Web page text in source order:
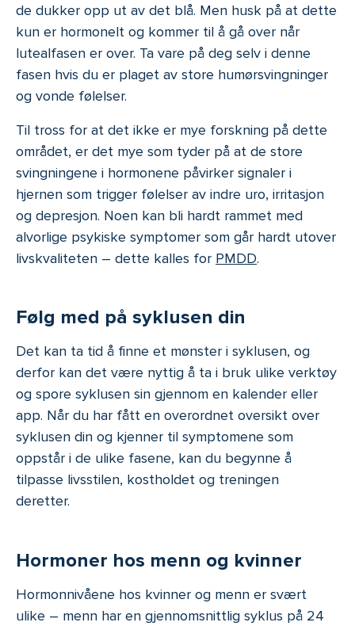
de dukker opp ut av det blå. Men husk på at dette
kun er hormonelt og kommer til å gå over når
lutealfasen er over. Ta vare på deg selv i denne
fasen hvis du er plaget av store humørsvingninger
og vonde følelser.
Til tross for at det ikke er mye forskning på dette
området, er det mye som tyder på at de store
svingningene i hormonene påvirker signaler i
hjernen som trigger følelser av indre uro, irritasjon
og depresjon. Noen kan bli hardt rammet med
alvorlige psykiske symptomer som går hardt utover
livskvaliteten – dette kalles for PMDD.
Følg med på syklusen din
Det kan ta tid å finne et mønster i syklusen, og
derfor kan det være nyttig å ta i bruk ulike verktøy
og spore syklusen sin gjennom en kalender eller
app. Når du har fått en overordnet oversikt over
syklusen din og kjenner til symptomene som
oppstår i de ulike fasene, kan du begynne å
tilpasse livsstilen, kostholdet og treningen
deretter.
Hormoner hos menn og kvinner
Hormonnivåene hos kvinner og menn er svært
ulike – menn har en gjennomsnittlig syklus på 24